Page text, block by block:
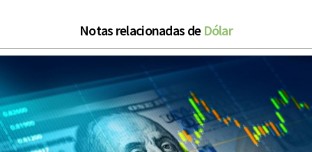
Notas relacionadas de Dólar